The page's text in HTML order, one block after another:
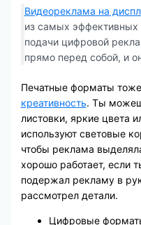
Видеореклама на
из самых эффективных
подачи цифровой
прямо перед собой, и
Печатные форматы
креативность. Ты
листовки, яркие цвета
используют световые
чтобы реклама
хорошо работает, если
подержал рекламу в
рассмотрел детали.
Цифровые